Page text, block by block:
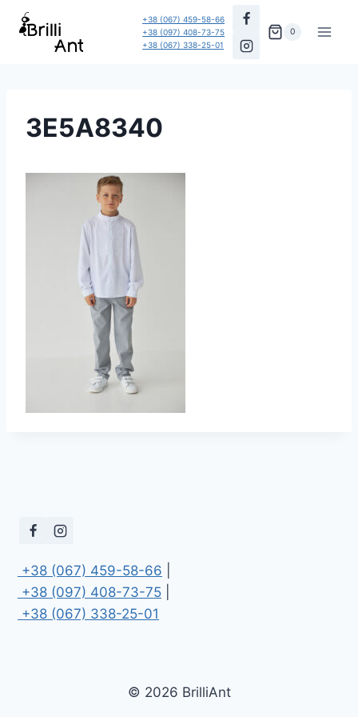
Перейти
+38 (067) 459-58-66
+38 (097) 408-73-75
+38 (067) 338-25-01
0
3E5A8340
+38 (067) 459-58-66
+38 (097) 408-73-75
+38 (067) 338-25-01
© 2026 BrilliAnt